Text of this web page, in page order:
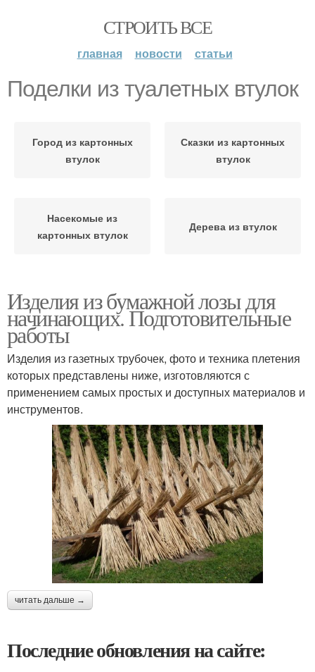
СТРОИТЬ ВСЕ
главная новости статьи
Поделки из туалетных втулок
Город из картонных
втулок
Сказки из картонных
втулок
Насекомые из
картонных втулок
Дерева из втулок
Изделия из бумажной лозы для
начинающих. Подготовительные
работы
Изделия из газетных трубочек, фото и техника плетения
которых представлены ниже, изготовляются с
применением самых простых и доступных материалов и
инструментов.
читать дальше →
Последние обновления на сайте: